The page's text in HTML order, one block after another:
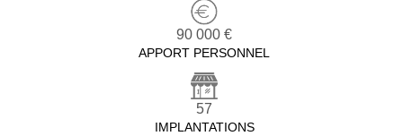
90 000 €
APPORT PERSONNEL
57
IMPLANTATIONS